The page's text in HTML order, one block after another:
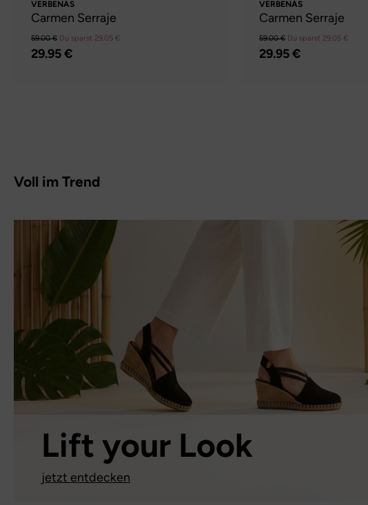
VERBENAS
Carmen Serraje
59.00 € Du sparst 29.05 €
29.95 €
VERBENAS
Carmen Serraje
59.00 € Du sparst 29.05 €
29.95 €
Voll im Trend
Lift your Look
jetzt entdecken